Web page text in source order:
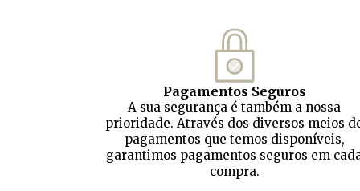
Pagamentos Seguros
A sua segurança é também a nossa
prioridade. Através dos diversos meios
pagamentos que temos disponíveis,
garantimos pagamentos seguros em
compra.